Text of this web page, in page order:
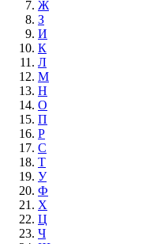
Ж
З
И
К
Л
М
Н
О
П
Р
С
Т
У
Ф
Х
Ц
Ч